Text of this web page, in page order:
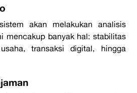
akan melakukan analisis
mencakup banyak hal: stabilitas
transaksi digital, hingga